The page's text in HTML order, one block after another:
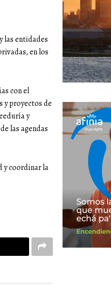
las entidades
en los
con el
y proyectos de
y
las agendas
y coordinar la